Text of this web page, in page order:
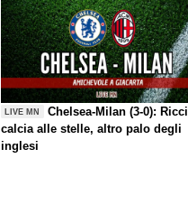
LIVE MN
Chelsea-Milan (3-0): Ricci
calcia alle stelle, altro palo degli
inglesi